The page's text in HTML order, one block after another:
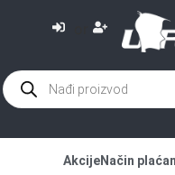
AkcijeNačin